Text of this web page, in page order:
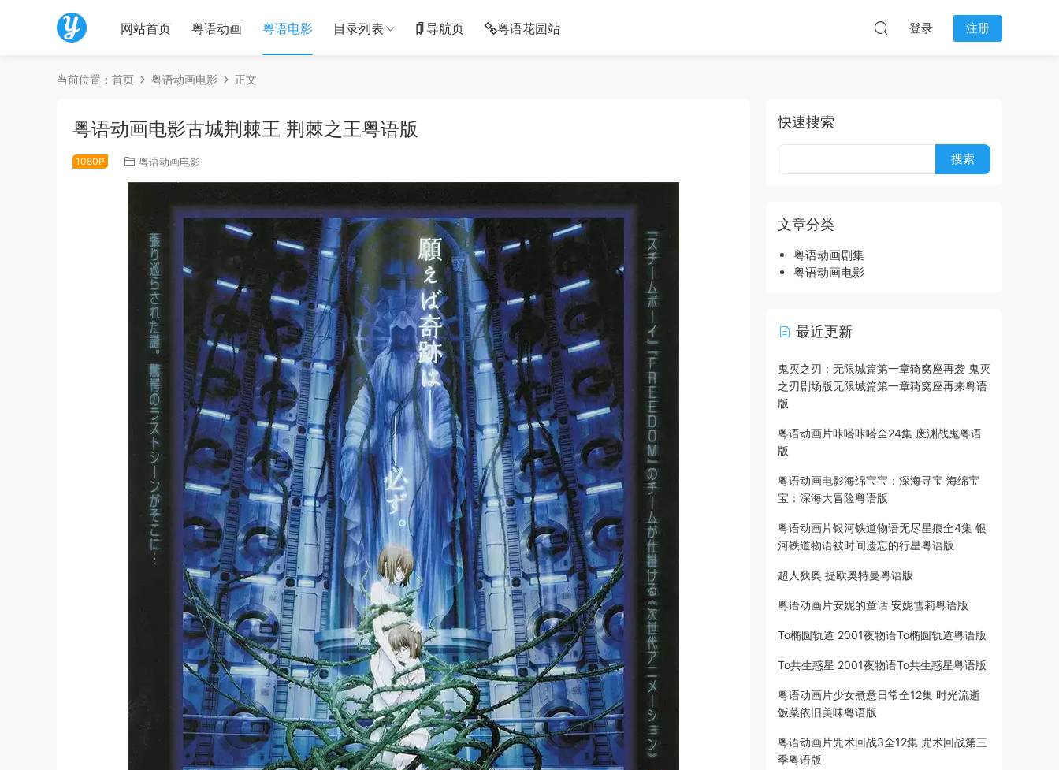
网站首页 粤语动画 粤语电影 目录列表 导航页 粤语花园站 登录 注册
当前位置： 首页 粤语动画电影 正文
粤语动画电影古城荆棘王 荆棘之王粤语版
1080P 粤语动画电影
快速搜索
文章分类
粤语动画剧集
粤语动画电影
最近更新
鬼灭之刃：无限城篇第一章猗窝座再袭 鬼灭
之刃剧场版无限城篇第一章猗窝座再来粤语
版
粤语动画片咔嗒咔嗒全24集 废渊战鬼粤语
版
粤语动画电影海绵宝宝：深海寻宝 海绵宝
宝：深海大冒险粤语版
粤语动画片银河铁道物语无尽星痕全4集 银
河铁道物语被时间遗忘的行星粤语版
超人狄奥 提欧奥特曼粤语版
粤语动画片安妮的童话 安妮雪莉粤语版
To椭圆轨道 2001夜物语To椭圆轨道粤语版
To共生惑星 2001夜物语To共生惑星粤语版
粤语动画片少女煮意日常全12集 时光流逝
饭菜依旧美味粤语版
粤语动画片咒术回战3全12集 咒术回战第三
季粤语版